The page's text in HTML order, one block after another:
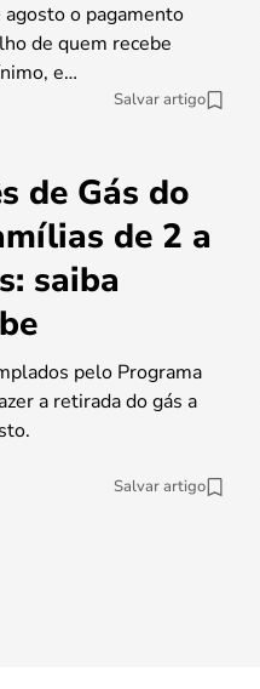
o pagamento
de quem recebe
e…
Salvar artigo
de Gás do
de 2 a
saiba
pelo Programa
a retirada do gás a
Salvar artigo